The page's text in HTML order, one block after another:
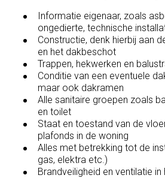
Informatie eigenaar, zoals
ongedierte, technische
Constructie, denk hierbij aan
en het dakbeschot
Trappen, hekwerken en
Conditie van een eventuele
maar ook dakramen
Alle sanitaire groepen zoals
en toilet
Staat en toestand van de
plafonds in de woning
Alles met betrekking tot de
gas, elektra etc.)
Brandveiligheid en ventilatie in